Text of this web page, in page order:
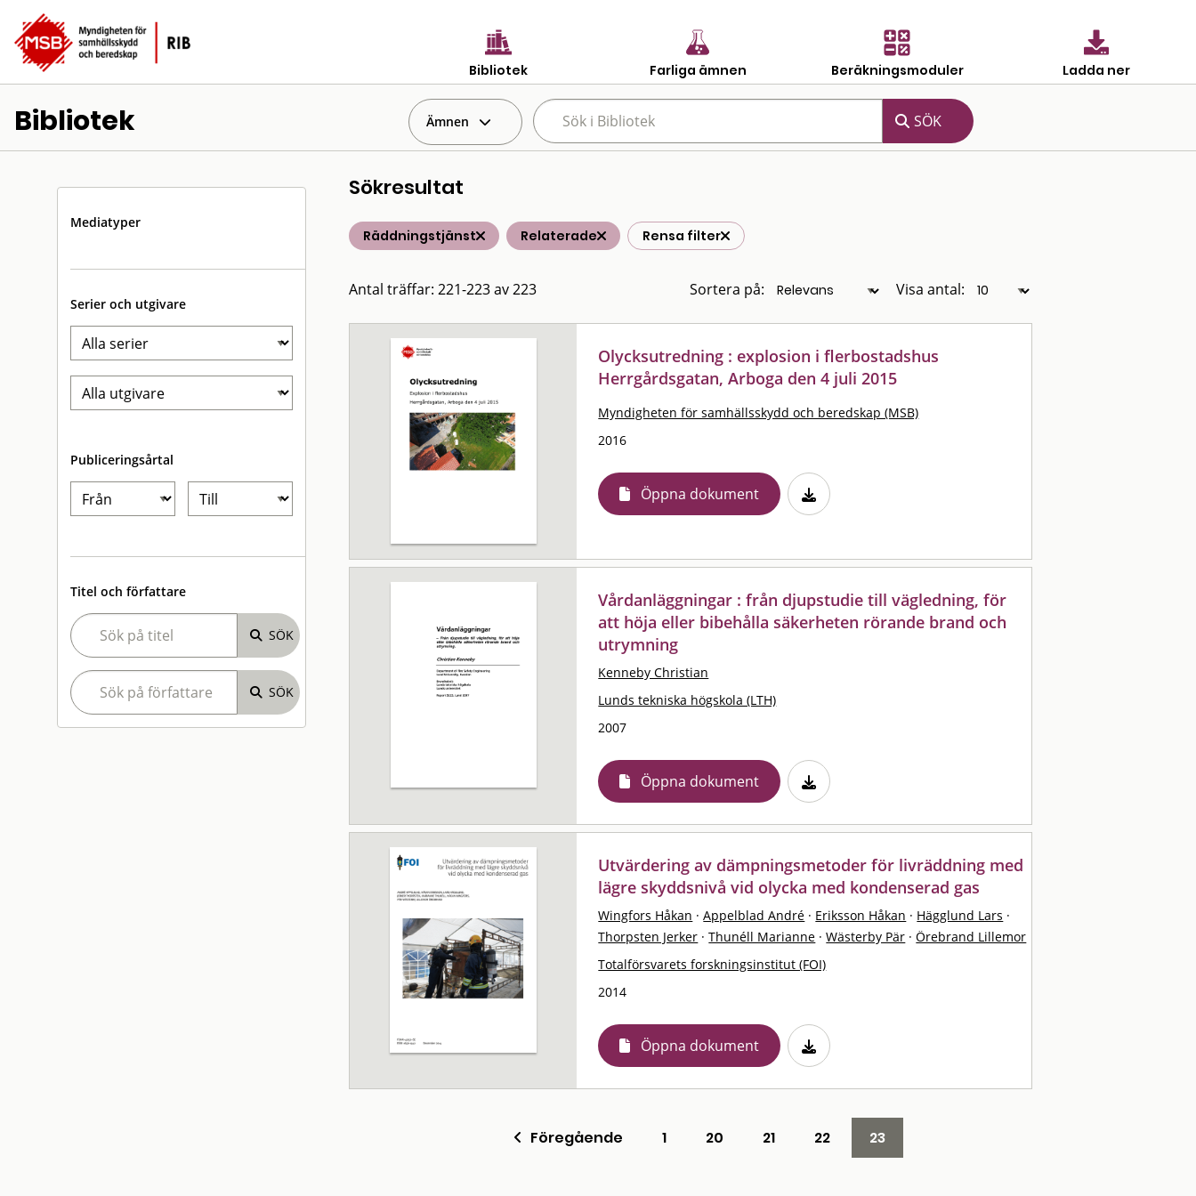
Bibliotek Farliga ämnen Beräkningsmoduler Ladda ner
Bibliotek Ämnen
Mediatyper
Serier och utgivare
Publiceringsårtal
Titel och författare
Sökresultat
Räddningstjänst Relaterade Rensa filter
Antal träffar: 221-223 av 223 Sortera på: Visa antal:
Olycksutredning : explosion i flerbostadshus
Herrgårdsgatan, Arboga den 4 juli 2015
Myndigheten för samhällsskydd och beredskap (MSB)
2016
Öppna dokument
Vårdanläggningar : från djupstudie till vägledning, för
att höja eller bibehålla säkerheten rörande brand och
utrymning
Kenneby Christian
Lunds tekniska högskola (LTH)
2007
Öppna dokument
Utvärdering av dämpningsmetoder för livräddning med
lägre skyddsnivå vid olycka med kondenserad gas
Wingfors Håkan · Appelblad André · Eriksson Håkan · Hägglund Lars ·
Thorpsten Jerker · Thunéll Marianne · Wästerby Pär · Örebrand Lillemor
Totalförsvarets forskningsinstitut (FOI)
2014
Öppna dokument
Föregående 1 20 21 22 23